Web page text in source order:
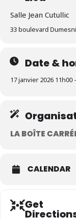
Salle Jean Cutullic
33 boulevard
Date &
17 janvier 2026 11h00
LA BOÎTE
CALENDAR
Get